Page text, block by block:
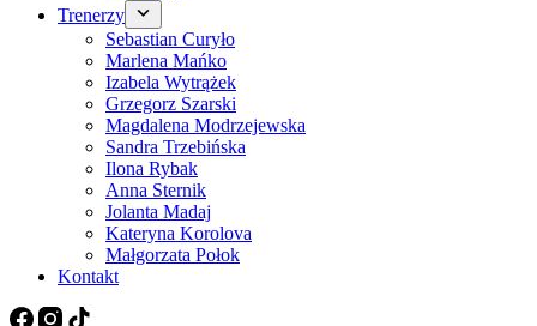
Trenerzy
Sebastian Curyło
Marlena Mańko
Izabela Wytrążek
Grzegorz Szarski
Magdalena Modrzejewska
Sandra Trzebińska
Ilona Rybak
Anna Sternik
Jolanta Madaj
Kateryna Korolova
Małgorzata Połok
Kontakt